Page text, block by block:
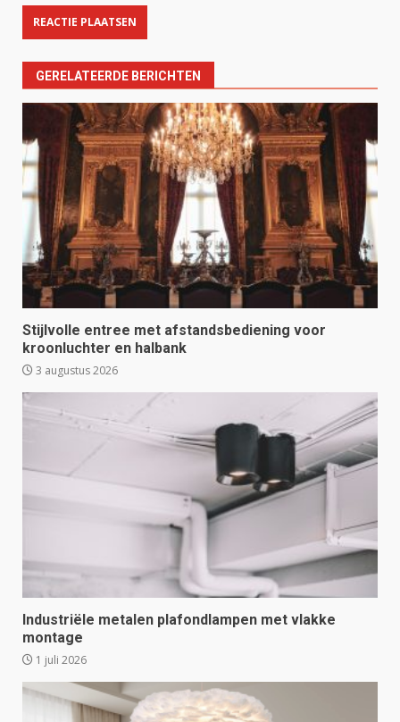
GERELATEERDE BERICHTEN
Stijlvolle entree met afstandsbediening voor
kroonluchter en halbank
3 augustus 2026
Industriële metalen plafondlampen met vlakke
montage
1 juli 2026